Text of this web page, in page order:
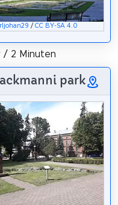
/CC BY-SA 4.0
/ 2 Minuten
park